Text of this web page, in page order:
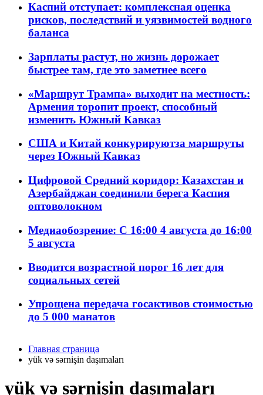
Каспий отступает: комплексная оценка
рисков, последствий и уязвимостей водного
баланса
Зарплаты растут, но жизнь дорожает
быстрее там, где это заметнее всего
«Маршрут Трампа» выходит на местность:
Армения торопит проект, способный
изменить Южный Кавказ
США и Китай конкурируютза маршруты
через Южный Кавказ
Цифровой Средний коридор: Казахстан и
Азербайджан соединили берега Каспия
оптоволокном
Медиаобозрение: С 16:00 4 августа до 16:00
5 августа
Вводится возрастной порог 16 лет для
социальных сетей
Упрощена передача госактивов стоимостью
до 5 000 манатов
Главная страница
yük və sərnişin daşımaları
yük və sərnişin daşımaları